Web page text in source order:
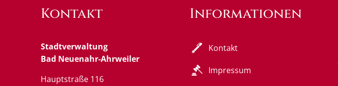
Kontakt
Stadtverwaltung
Bad Neuenahr-Ahrweiler
Hauptstraße 116
Informationen
Kontakt
Impressum